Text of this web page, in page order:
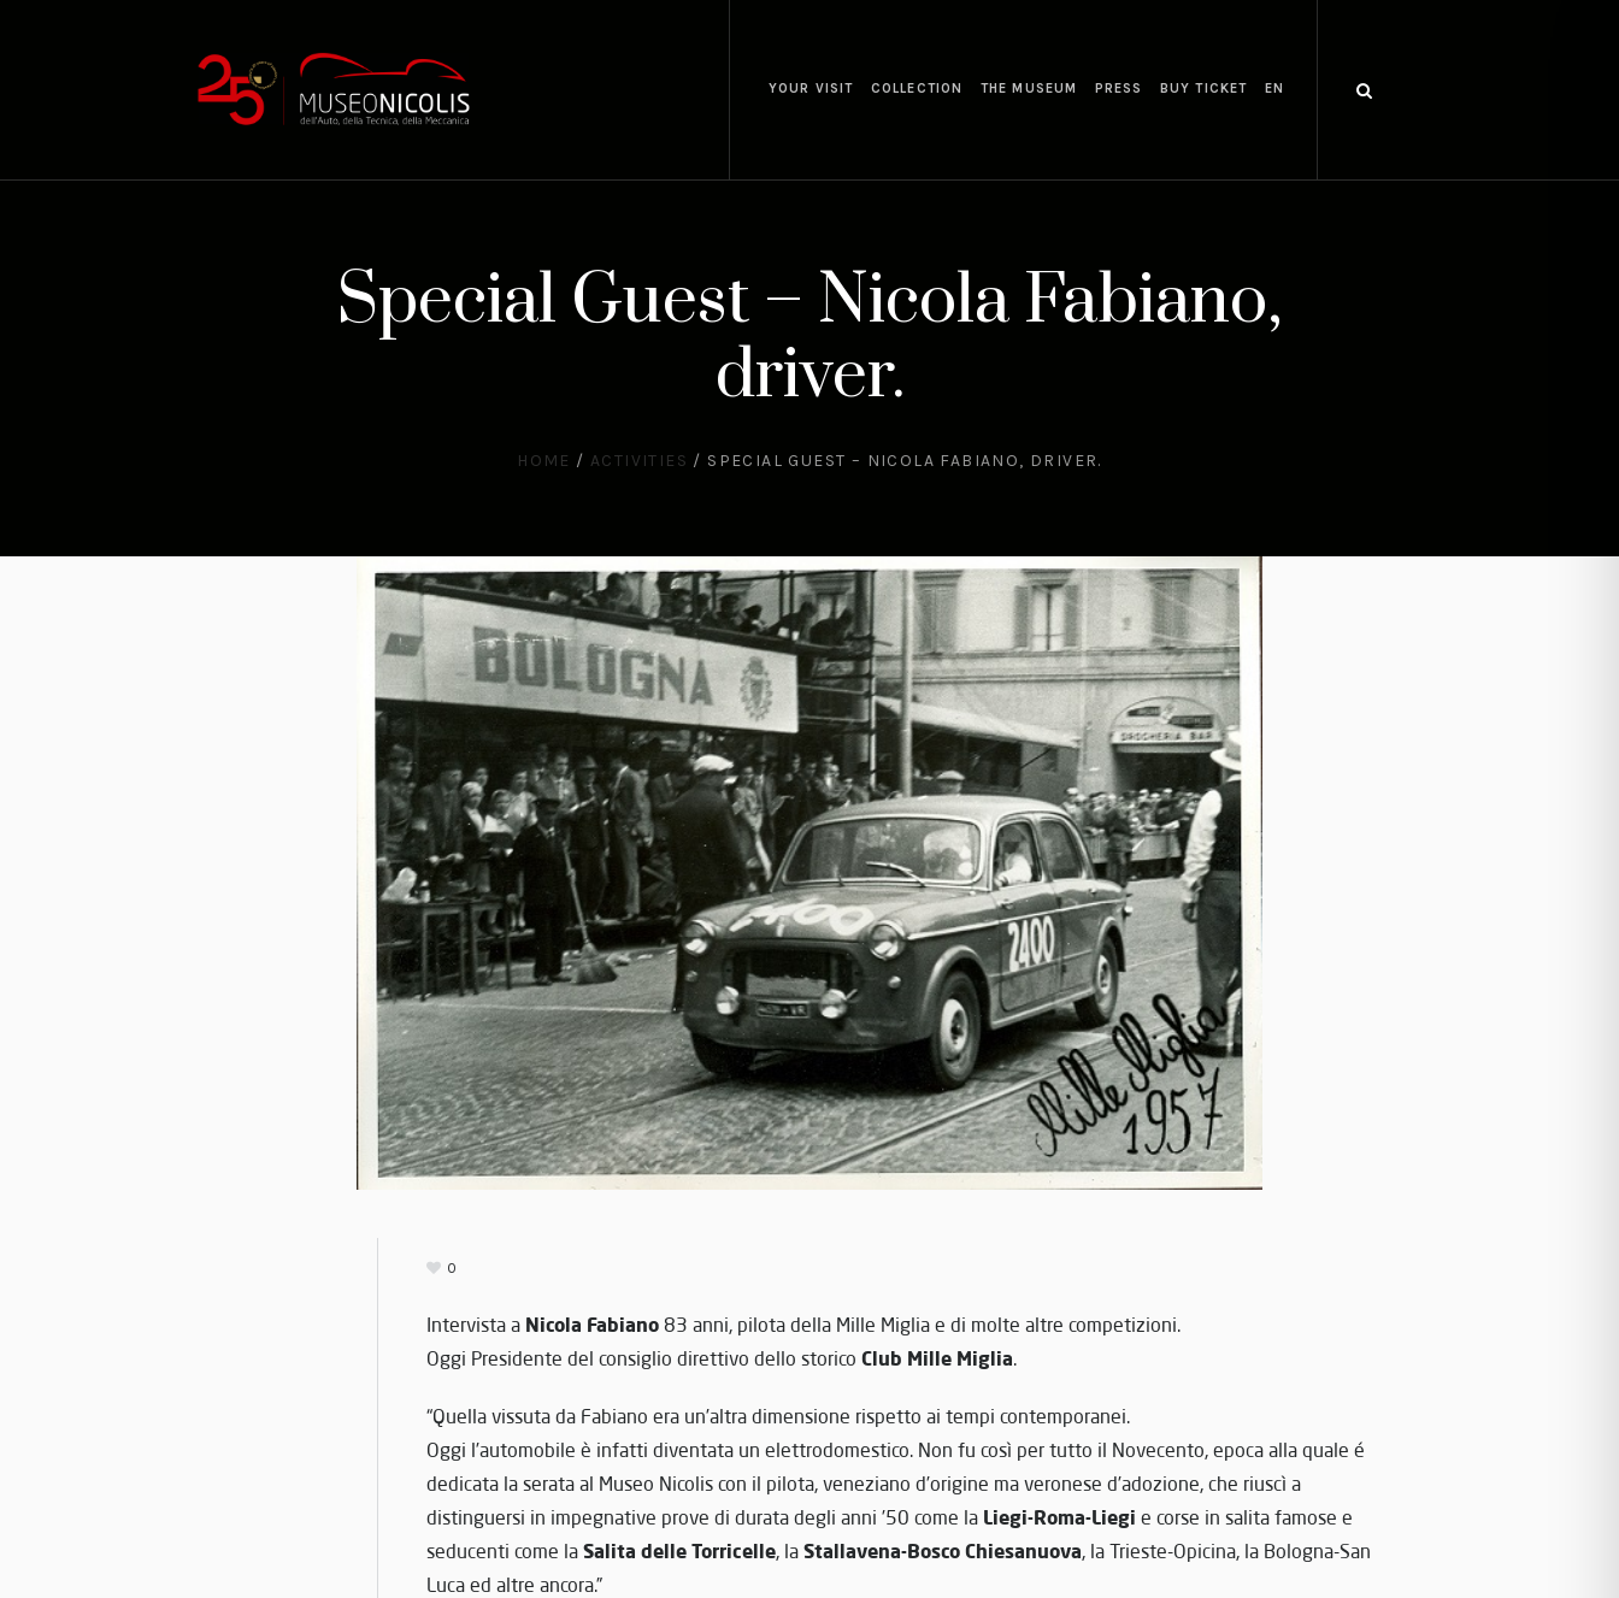
YOUR VISIT COLLECTION THE MUSEUM PRESS BUY TICKET EN
Special Guest – Nicola Fabiano,
driver.
HOME / ACTIVITIES / SPECIAL GUEST – NICOLA FABIANO, DRIVER.
0
Intervista a Nicola Fabiano 83 anni, pilota della Mille Miglia e di molte altre competizioni.
Oggi Presidente del consiglio direttivo dello storico Club Mille Miglia.
“Quella vissuta da Fabiano era un’altra dimensione rispetto ai tempi contemporanei.
Oggi l’automobile è infatti diventata un elettrodomestico. Non fu così per tutto il Novecento, epoca alla quale é
dedicata la serata al Museo Nicolis con il pilota, veneziano d’origine ma veronese d’adozione, che riuscì a
distinguersi in impegnative prove di durata degli anni ’50 come la Liegi-Roma-Liegi e corse in salita famose e
seducenti come la Salita delle Torricelle, la Stallavena-Bosco Chiesanuova, la Trieste-Opicina, la Bologna-San
Luca ed altre ancora.”